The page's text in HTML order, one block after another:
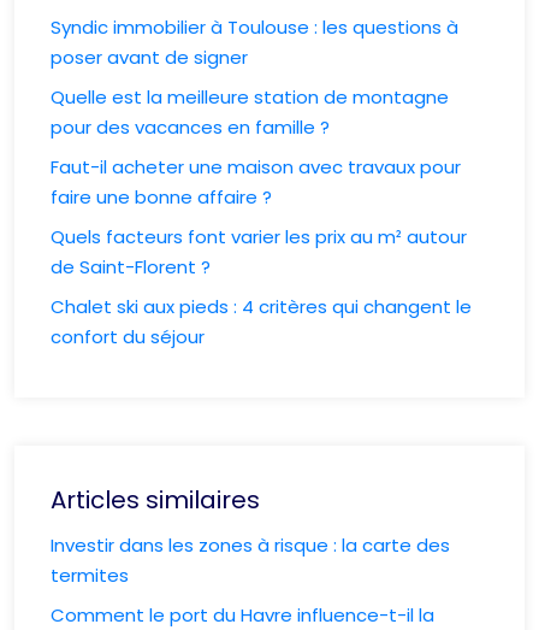
Syndic immobilier à Toulouse : les questions à
poser avant de signer
Quelle est la meilleure station de montagne
pour des vacances en famille ?
Faut-il acheter une maison avec travaux pour
faire une bonne affaire ?
Quels facteurs font varier les prix au m² autour
de Saint-Florent ?
Chalet ski aux pieds : 4 critères qui changent le
confort du séjour
Articles similaires
Investir dans les zones à risque : la carte des
termites
Comment le port du Havre influence-t-il la